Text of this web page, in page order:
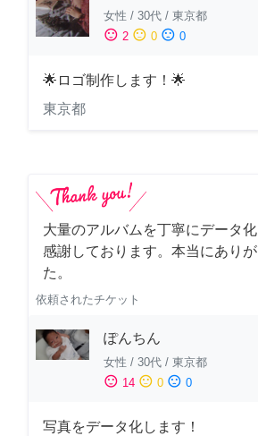
女性 / 30代 / 東京都
sentiment_satisfied 2 sentiment_neutral 0 sentiment_dissatisfied 0
🌟ロゴ制作します！🌟
東京都
大量のアルバムを丁寧にデータ化
感謝しております。本当にあり
た。
依頼されたチケット
ぽんちん
女性 / 30代 / 東京都
sentiment_satisfied 14 sentiment_neutral 0 sentiment_dissatisfied 0
写真をデータ化します！